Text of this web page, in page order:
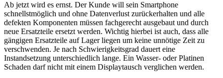
Ab jetzt wird es ernst. Der Kunde will sein Smartphone
schnellstmöglich und ohne Datenverlust zurückerhalten und alle
defekten Komponenten müssen fachgerecht ausgebaut und durch
neue Ersatzteile ersetzt werden. Wichtig hierbei ist auch, dass alle
gängigen Ersatzteile auf Lager liegen um keine unnötige Zeit zu
verschwenden. Je nach Schwierigkeitsgrad dauert eine
Instandsetzung unterschiedlich lange. Ein Wasser- oder Platinen
Schaden darf nicht mit einem Displaytausch verglichen werden.